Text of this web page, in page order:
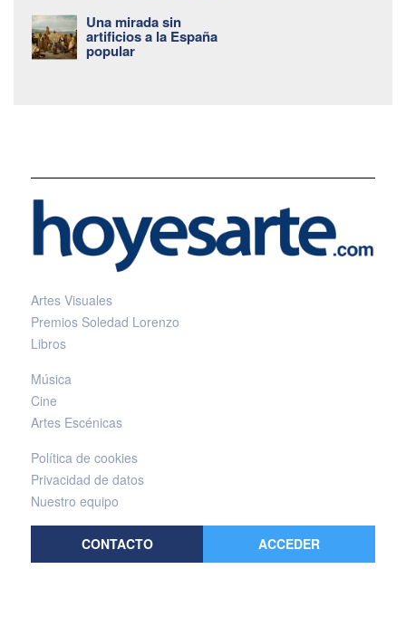
Una mirada sin
artificios a la España
popular
Artes Visuales
Premios Soledad Lorenzo
Libros
Música
Cine
Artes Escénicas
Política de cookies
Privacidad de datos
Nuestro equipo
CONTACTO ACCEDER